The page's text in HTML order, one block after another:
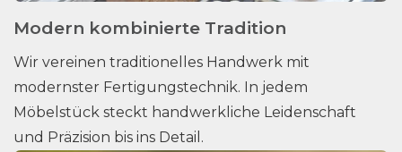
Modern kombinierte Tradition
Wir vereinen traditionelles Handwerk mit
modernster Fertigungstechnik. In jedem
Möbelstück steckt handwerkliche Leidenschaft
und Präzision bis ins Detail.